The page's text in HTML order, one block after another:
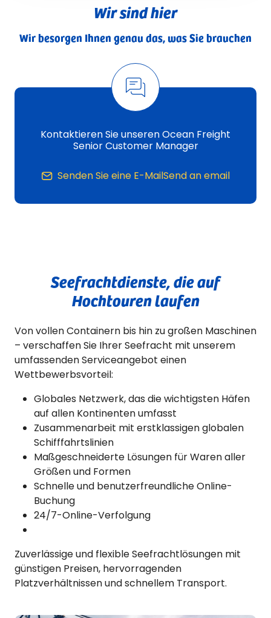
Wir sind hier
Wir besorgen Ihnen genau das, was Sie brauchen
Kontaktieren Sie unseren Ocean Freight
Senior Customer Manager
Senden Sie eine E-MailSend an email
Seefrachtdienste, die auf
Hochtouren laufen
Von vollen Containern bis hin zu großen Maschinen
– verschaffen Sie Ihrer Seefracht mit unserem
umfassenden Serviceangebot einen
Wettbewerbsvorteil:
Globales Netzwerk, das die wichtigsten Häfen
auf allen Kontinenten umfasst
Zusammenarbeit mit erstklassigen globalen
Schifffahrtslinien
Maßgeschneiderte Lösungen für Waren aller
Größen und Formen
Schnelle und benutzerfreundliche Online-
Buchung
24/7-Online-Verfolgung
Zuverlässige und flexible Seefrachtlösungen mit
günstigen Preisen, hervorragenden
Platzverhältnissen und schnellem Transport.